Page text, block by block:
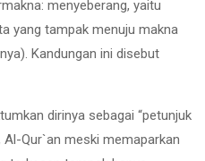
menyeberang, yaitu
yang tampak menuju makna
Kandungan ini disebut
dirinya sebagai “petunjuk
Al-Qur`an meski memaparkan